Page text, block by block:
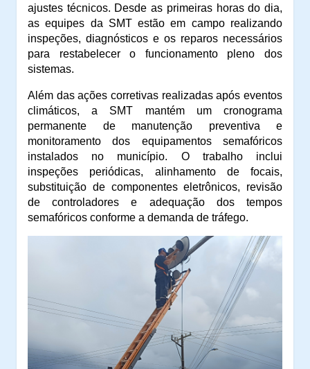
ajustes técnicos. Desde as primeiras horas do dia,
as equipes da SMT estão em campo realizando
inspeções, diagnósticos e os reparos necessários
para restabelecer o funcionamento pleno dos
sistemas.
Além das ações corretivas realizadas após eventos
climáticos, a SMT mantém um cronograma
permanente de manutenção preventiva e
monitoramento dos equipamentos semafóricos
instalados no município. O trabalho inclui
inspeções periódicas, alinhamento de focais,
substituição de componentes eletrônicos, revisão
de controladores e adequação dos tempos
semafóricos conforme a demanda de tráfego.